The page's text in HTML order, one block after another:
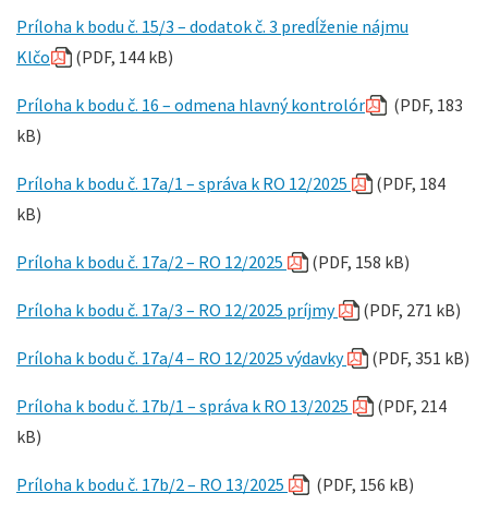
Príloha k bodu č. 15/3 – dodatok č. 3 predĺženie nájmu
Klčo
(PDF, 144 kB)
Príloha k bodu č. 16 – odmena hlavný kontrolór
(PDF, 183
kB)
Príloha k bodu č. 17a/1 – správa k RO 12/2025
(PDF, 184
kB)
Príloha k bodu č. 17a/2 – RO 12/2025 (PDF, 158 kB)
Príloha k bodu č. 17a/3 – RO 12/2025 príjmy (PDF, 271 kB)
Príloha k bodu č. 17a/4 – RO 12/2025 výdavky (PDF, 351 kB)
Príloha k bodu č. 17b/1 – správa k RO 13/2025
(PDF, 214
kB)
Príloha k bodu č. 17b/2 – RO 13/2025 (PDF, 156 kB)